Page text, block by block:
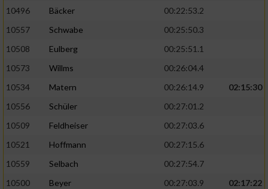
10496
Bäcker
00:22:53.2
10557
Schwabe
00:25:50.3
10508
Eulberg
00:25:51.1
10573
Willms
00:26:04.4
10534
Matern 00:26:14.9
02:15:30
10556
Schüler
00:27:01.2
10509
Feldheiser
00:27:03.6
10521
Hoffmann
00:27:15.6
10559
Selbach
00:27:54.7
10500
Beyer 00:27:03.9
02:17:22